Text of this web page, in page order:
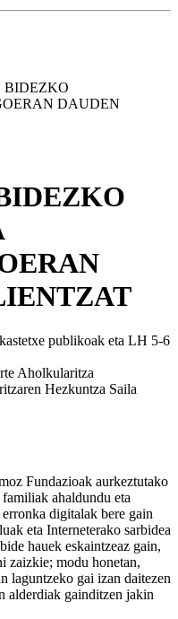
publikoak eta LH 5-6
Aholkularitza
Hezkuntza Saila
Fundazioak aurkeztutako
ahaldundu eta
digitalak bere gain
eta Interneterako sarbidea
hauek eskaintzeaz gain,
zaizkie; modu honetan,
laguntzeko gai izan daitezen
alderdiak gainditzen jakin